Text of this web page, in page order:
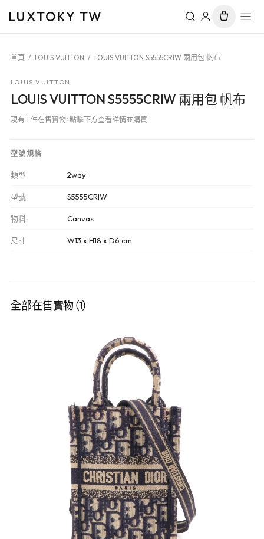
LUXTOKY TW
首頁 / LOUIS VUITTON / LOUIS VUITTON S5555CRIW 兩用包 帆布
LOUIS VUITTON
LOUIS VUITTON S5555CRIW 兩用包 帆布
現有 1 件在售實物，點擊下方查看詳情並購買
型號規格
類型 2way
型號 S5555CRIW
物料 Canvas
尺寸 W13 x H18 x D6 cm
全部在售實物（1）